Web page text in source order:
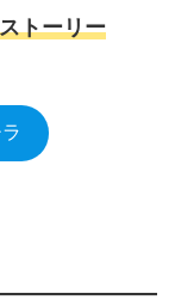
トーリー